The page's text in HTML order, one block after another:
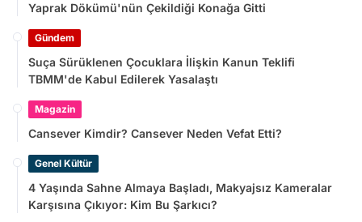
Yaprak Dökümü'nün Çekildiği Konağa Gitti
Gündem
Suça Sürüklenen Çocuklara İlişkin Kanun Teklifi
TBMM'de Kabul Edilerek Yasalaştı
Magazin
Cansever Kimdir? Cansever Neden Vefat Etti?
Genel Kültür
4 Yaşında Sahne Almaya Başladı, Makyajsız Kameralar
Karşısına Çıkıyor: Kim Bu Şarkıcı?